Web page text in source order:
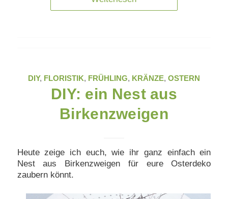
DIY, FLORISTIK, FRÜHLING, KRÄNZE, OSTERN
DIY: ein Nest aus
Birkenzweigen
Heute zeige ich euch, wie ihr ganz einfach ein
Nest aus Birkenzweigen für eure Osterdeko
zaubern könnt.